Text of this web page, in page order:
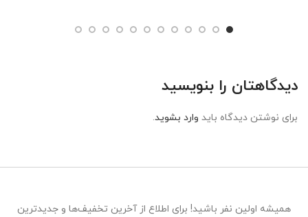
دیدگاهتان را بنویسید
برای نوشتن دیدگاه باید وارد بشوید.
همیشه اولین نفر باشید! برای اطلاع از آخرین تخفیف‌ها و جدیدترین